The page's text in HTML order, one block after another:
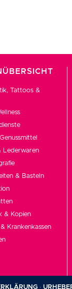
Tattoos &
Lederwaren
& Basteln
& Kopien
Krankenkassen
·